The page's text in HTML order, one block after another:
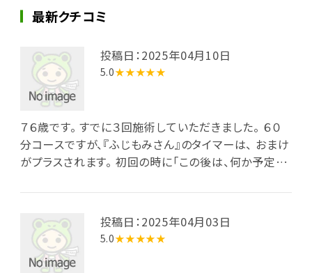
最新クチコミ
投稿日：2025年04月10日
5.0★★★★★
７６歳です。 すでに３回施術していただきました。 ６０
分コースですが、『ふじもみさん』のタイマーは、 おまけ
がプラスされます。 初回の時に「この後は、何か予定が
するだけです」 その質問の訳は「ありがとうございまし
た」のあとに時計を見て納得しました。 ７０歳を越え
ていますので『ほぼ半額』です。(*^^*) 今日ははじめて
午前中に伺いました。 身体が軽くなり、その後用事をし
て〜 帰宅して３時過ぎに庭仕事がルンルン♪で、でき
投稿日：2025年04月03日
5.0★★★★★